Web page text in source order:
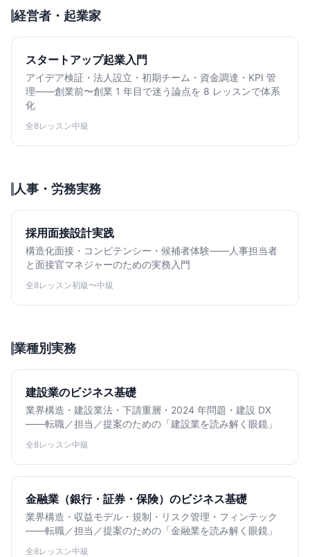
経営者・起業家
スタートアップ起業入門
アイデア検証・法人設立・初期チーム・資金調達・KPI 管
理——創業前〜創業 1 年目で迷う論点を 8 レッスンで体系
化
全8レッスン中級
人事・労務実務
採用面接設計実践
構造化面接・コンピテンシー・候補者体験——人事担当者
と面接官マネジャーのための実務入門
全8レッスン初級〜中級
業種別実務
建設業のビジネス基礎
業界構造・建設業法・下請重層・2024 年問題・建設 DX
——転職／担当／提案のための「建設業を読み解く眼鏡」
全8レッスン中級
金融業（銀行・証券・保険）のビジネス基礎
業界構造・収益モデル・規制・リスク管理・フィンテック
——転職／担当／提案のための「金融業を読み解く眼鏡」
全8レッスン中級